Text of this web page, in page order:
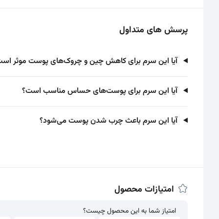
پرسش های متداول
آیا این سرم برای کاهش چین و چروک‌های پوست موثر
آیا این سرم برای پوست‌های حساس مناسب است؟
آیا این سرم باعث چرب شدن پوست می‌شود؟
امتیازات محصول
امتیاز شما به این محصول چیست؟
امتیاز شما به این محصول چیست؟